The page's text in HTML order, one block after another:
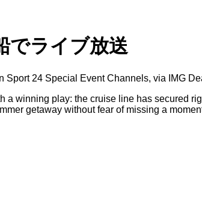
でライブ放送
24 Special Event Channels, via IMG
winning play: the cruise line has secured
getaway without fear of missing a